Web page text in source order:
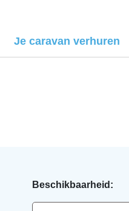
Je caravan verhuren
Beschikbaarheid: